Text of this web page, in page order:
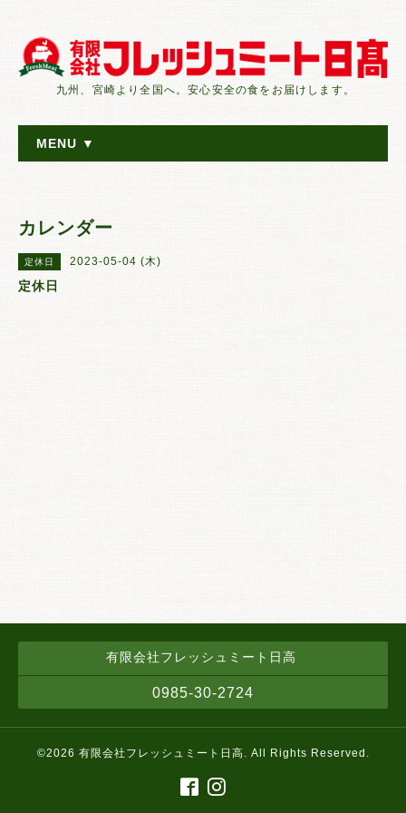
九州、宮崎より全国へ。安心安全の食をお届けします。
MENU ▼
カレンダー
定休日 2023-05-04 (木)
定休日
有限会社フレッシュミート日高
0985-30-2724
©2026 有限会社フレッシュミート日高. All Rights Reserved.